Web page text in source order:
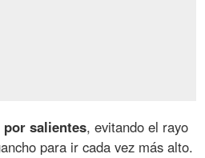
salientes, evitando el rayo
para ir cada vez más alto.